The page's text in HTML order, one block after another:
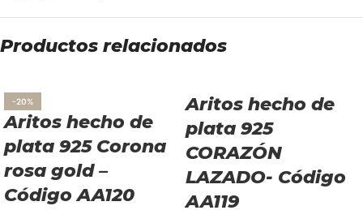
Productos relacionados
-20%
Aritos hecho de
plata 925 Corona
rosa gold –
Código AA120
Aritos hecho de
plata 925
CORAZÓN
LAZADO- Código
AA119